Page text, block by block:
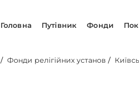
Головна Путівник Фонди
/Фонди релігійних установ /